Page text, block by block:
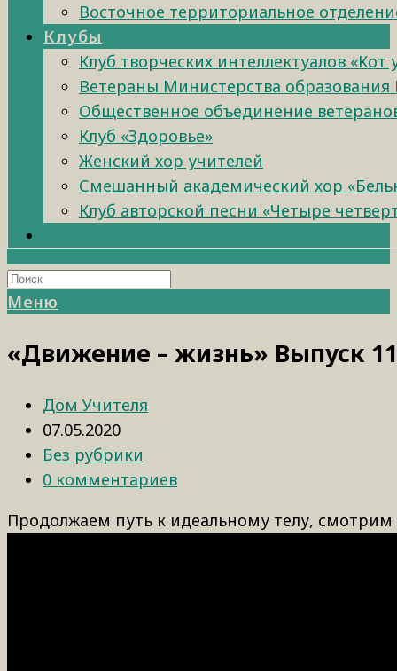
Восточное территориальное
Клубы
Клуб творческих интеллектуалов «Кот
Ветераны Министерства образования
Общественное объединение
Клуб «Здоровье»
Женский хор учителей
Смешанный академический хор
Клуб авторской песни «Четыре
Меню
«Движение – жизнь» Выпуск 11
Дом Учителя
07.05.2020
Без рубрики
0 комментариев
Продолжаем путь к идеальному телу,